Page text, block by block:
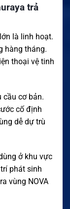
trả
là linh hoạt.
hàng tháng.
thoại vệ tinh
cầu cơ bản.
cố định
dễ dự trù
ở khu vực
phát sinh
vùng NOVA